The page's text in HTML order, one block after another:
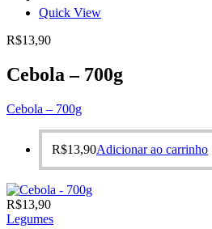
Quick View
R$13,90
Cebola – 700g
Cebola – 700g
R$13,90Adicionar ao carrinho
R$13,90
Legumes